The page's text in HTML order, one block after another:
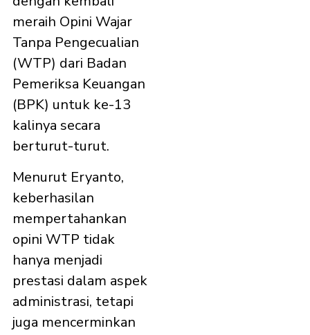
meraih Opini Wajar
Tanpa Pengecualian
(WTP) dari Badan
Pemeriksa Keuangan
(BPK) untuk ke-13
kalinya secara
berturut-turut.
Menurut Eryanto,
keberhasilan
mempertahankan
opini WTP tidak
hanya menjadi
prestasi dalam aspek
administrasi, tetapi
juga mencerminkan